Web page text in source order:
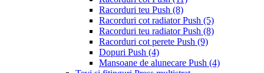
Racorduri teu Push (8)
Racorduri cot radiator Push (5)
Racorduri teu radiator Push (8)
Racorduri cot perete Push (9)
Dopuri Push (4)
Mansoane de alunecare Push (4)